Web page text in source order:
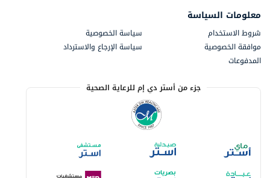
معلومات السياسة
شروط الاستخدام
سياسة الخصوصية
موافقة الخصوصية
سياسة الإرجاع والاسترداد
المدفوعات
جزء من أستر دي إم للرعاية الصحية